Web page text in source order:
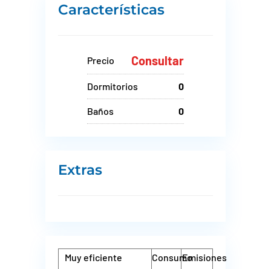
Características
Precio Consultar
Dormitorios 0
Baños 0
Extras
Muy eficiente
ConsumoEmisiones